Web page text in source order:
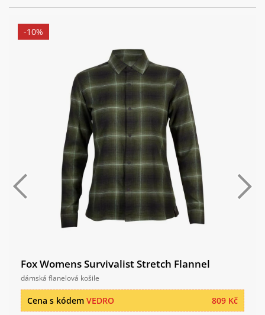
-10%
Fox Womens Survivalist Stretch Flannel
dámská flanelová košile
809 Kč
Cena s kódem VEDRO